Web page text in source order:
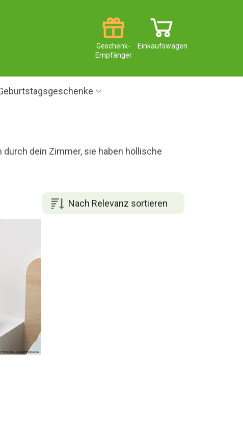
Einkaufswagen
Geschenk-
Empfänger
dein Zimmer, sie haben höllische
Nach Relevanz sortieren